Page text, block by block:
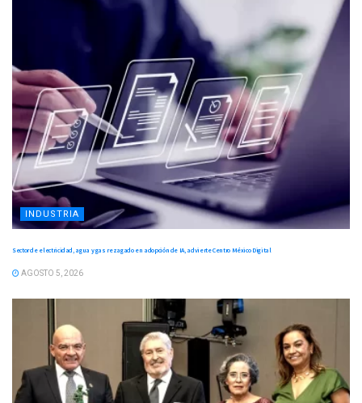
INDUSTRIA
Sector de electricidad, agua y gas rezagado en adopción de IA, advierte Centro México Digital
AGOSTO 5, 2026